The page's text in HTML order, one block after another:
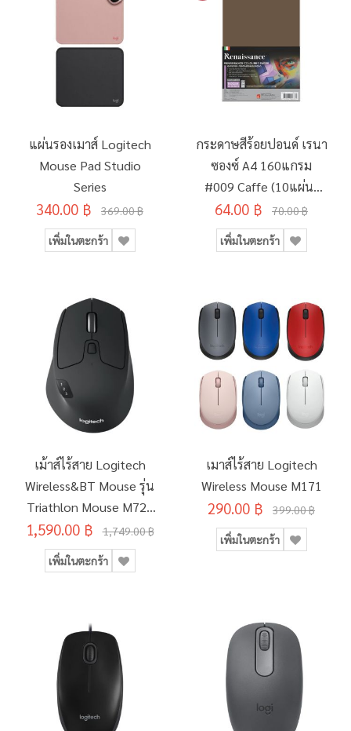
แผ่นรองเมาส์ Logitech
Mouse Pad Studio
Series
340.00 ฿ 369.00 ฿
เพิ่มในตะกร้า
กระดาษสีร้อยปอนด์ เรนา
ซองซ์ A4 160แกรม
#009 Caffe (10แผ่น/
ห่อ)
64.00 ฿ 70.00 ฿
เพิ่มในตะกร้า
เม้าส์ไร้สาย Logitech
Wireless&BT Mouse รุ่น
Triathlon Mouse M720
สีดำ
1,590.00 ฿ 1,749.00 ฿
เพิ่มในตะกร้า
เมาส์ไร้สาย Logitech
Wireless Mouse M171
290.00 ฿ 399.00 ฿
เพิ่มในตะกร้า